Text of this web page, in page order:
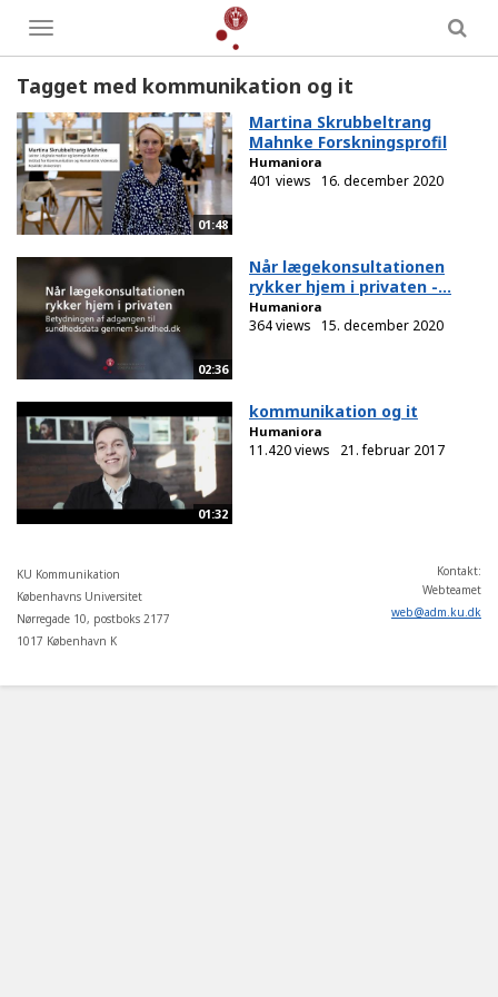
Toggle
menu
Tagget med kommunikation og it
01:48
Martina Skrubbeltrang
Mahnke Forskningsprofil
Humaniora
401 views 16. december 2020
02:36
Når lægekonsultationen
rykker hjem i privaten -...
Humaniora
364 views 15. december 2020
01:32
kommunikation og it
Humaniora
11.420 views 21. februar 2017
KU Kommunikation
Københavns Universitet
Nørregade 10, postboks 2177
1017 København K
Kontakt:
Webteamet
web@adm ku dk